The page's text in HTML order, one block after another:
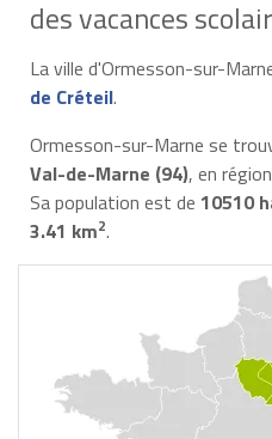
des vacances
La ville d'Ormesson-sur-
de Créteil.
Ormesson-sur-Marne se
Val-de-Marne (94), en
Sa population est de 10510
3.41 km2.